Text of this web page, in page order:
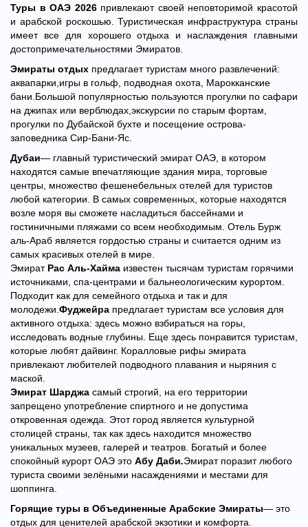
Туры в ОАЭ 2026 привлекают своей неповторимой красотой
и арабской роскошью. Туристическая инфраструктура страны
имеет все для хорошего отдыха и наслаждения главными
достопримечательностями Эмиратов.
Эмираты отдых предлагает туристам много развлечений:
аквапарки,игры в гольф, подводная охота, Марокканские
бани.Большой популярностью пользуются прогулки по сафари
на джипах или верблюдах,экскурсии по старым фортам,
прогулки по Дубайской бухте и посещение острова-
заповедника Сир-Бани-Яс.
Дубаи— главный туристический эмират ОАЭ, в котором
находятся самые впечатляющие здания мира, торговые
центры, множество фешенебельных отелей для туристов
любой категории. В самых современных, которые находятся
возле моря вы сможете насладиться бассейнами и
гостиничными пляжами со всем необходимым. Отель Бурж
аль-Араб является гордостью страны и считается одним из
самых красивых отелей в мире.
Эмират Рас Аль-Хайма известен тысячам туристам горячими
источниками, спа-центрами и бальнеологическим курортом.
Подходит как для семейного отдыха и так и для
молодежи. Фуджейра предлагает туристам все условия для
активного отдыха: здесь можно взбираться на горы,
исследовать водные глубины. Еще здесь понравится туристам,
которые любят дайвинг. Коралловые рифы эмирата
привлекают любителей подводного плавания и ныряния с
маской.
Эмират Шарджа самый строгий, на его территории
запрещено употребление спиртного и не допустима
откровенная одежда. Этот город является культурной
столицей страны, так как здесь находится множество
уникальных музеев, галерей и театров. Богатый и более
спокойный курорт ОАЭ это Абу Даби.Эмират поразит любого
туриста своими зелёными насаждениями и местами для
шоппинга.
Горящие туры в Объединенные Арабские Эмираты— это
отдых для ценителей арабской экзотики и комфорта.